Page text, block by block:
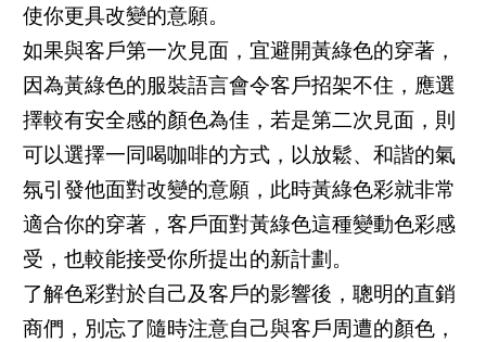
使你更具改變的意願。
如果與客戶第一次見面，宜避開黃綠色的穿著，
因為黃綠色的服裝語言會令客戶招架不住，應選
擇較有安全感的顏色為佳，若是第二次見面，則
可以選擇一同喝咖啡的方式，以放鬆、和諧的氣
氛引發他面對改變的意願，此時黃綠色彩就非常
適合你的穿著，客戶面對黃綠色這種變動色彩感
受，也較能接受你所提出的新計劃。
了解色彩對於自己及客戶的影響後，聰明的直銷
商們，別忘了隨時注意自己與客戶周遭的顏色，